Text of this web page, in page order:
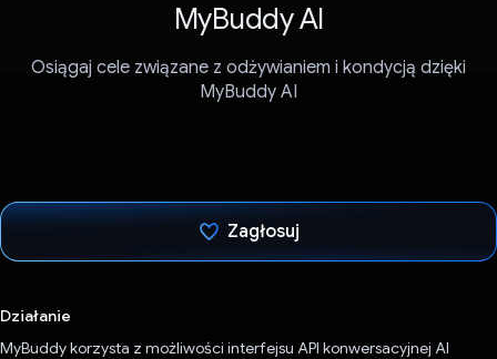
MyBuddy AI
Osiągaj cele związane z odżywianiem i kondycją dzięki
MyBuddy AI
Zagłosuj
Działanie
MyBuddy korzysta z możliwości interfejsu API konwersacyjnej AI